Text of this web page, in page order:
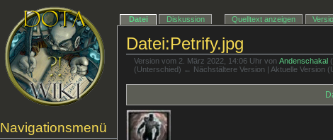
Datei:Petrify.jpg
Version vom 2. März 2022, 14:06 Uhr von Andenschakal (
(Unterschied) ← Nächstältere Version | Aktuelle Version
Navigationsmenü
Datei Diskussion Quelltext anzeigen